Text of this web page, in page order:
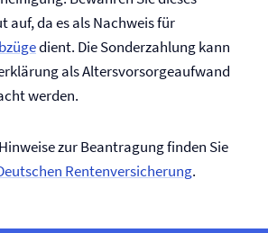
auf, da es als Nachweis für
dient. Die Sonderzahlung kann
als Altersvorsorgeaufwand
werden.
zur Beantragung finden Sie
Renten­versicherung.